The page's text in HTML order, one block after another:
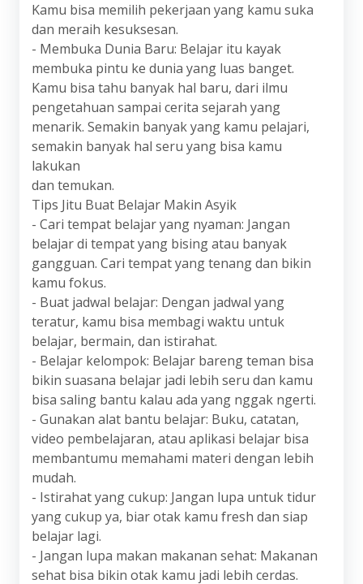
Kamu bisa memilih pekerjaan yang kamu suka
dan meraih kesuksesan.
- Membuka Dunia Baru: Belajar itu kayak
membuka pintu ke dunia yang luas banget.
Kamu bisa tahu banyak hal baru, dari ilmu
pengetahuan sampai cerita sejarah yang
menarik. Semakin banyak yang kamu pelajari,
semakin banyak hal seru yang bisa kamu
lakukan
dan temukan.
Tips Jitu Buat Belajar Makin Asyik
- Cari tempat belajar yang nyaman: Jangan
belajar di tempat yang bising atau banyak
gangguan. Cari tempat yang tenang dan bikin
kamu fokus.
- Buat jadwal belajar: Dengan jadwal yang
teratur, kamu bisa membagi waktu untuk
belajar, bermain, dan istirahat.
- Belajar kelompok: Belajar bareng teman bisa
bikin suasana belajar jadi lebih seru dan kamu
bisa saling bantu kalau ada yang nggak ngerti.
- Gunakan alat bantu belajar: Buku, catatan,
video pembelajaran, atau aplikasi belajar bisa
membantumu memahami materi dengan lebih
mudah.
- Istirahat yang cukup: Jangan lupa untuk tidur
yang cukup ya, biar otak kamu fresh dan siap
belajar lagi.
- Jangan lupa makan makanan sehat: Makanan
sehat bisa bikin otak kamu jadi lebih cerdas.